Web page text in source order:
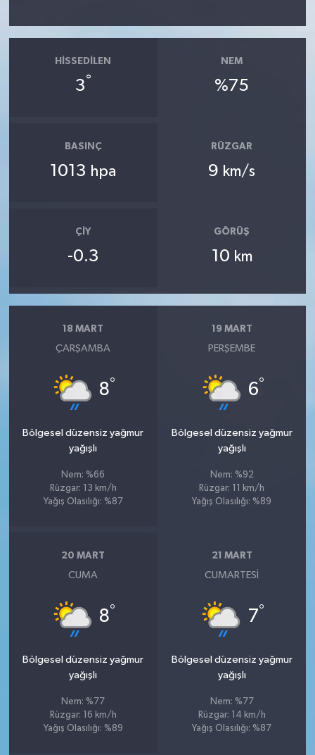
HISSEDILEN
3°
NEM
%75
BASINÇ
1013 hpa
RÜZGAR
9 km/s
ÇIY
-0.3
GÖRÜŞ
10 km
18 MART
ÇARŞAMBA
8°
Bölgesel düzensiz yağmur
yağışlı
Nem: %66
Rüzgar: 13 km/h
Yağış Olasılığı: %87
19 MART
PERŞEMBE
6°
Bölgesel düzensiz yağmur
yağışlı
Nem: %92
Rüzgar: 11 km/h
Yağış Olasılığı: %89
20 MART
CUMA
8°
Bölgesel düzensiz yağmur
yağışlı
Nem: %77
Rüzgar: 16 km/h
Yağış Olasılığı: %89
21 MART
CUMARTESI
7°
Bölgesel düzensiz yağmur
yağışlı
Nem: %77
Rüzgar: 14 km/h
Yağış Olasılığı: %87